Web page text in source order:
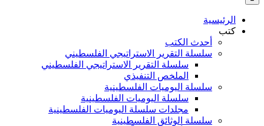
بالنسبة
الرئيسية
كتب
أحدث الكتب
سلسلة التقرير الاستراتيجي الفلسطيني
سلسلة التقرير الاستراتيجي الفلسطيني
الملخص التنفيذي
سلسلة اليوميات الفلسطينية
سلسلة اليوميات الفلسطينية
مجلدات سلسلة اليوميات الفلسطينية
سلسلة الوثائق الفلسطينية